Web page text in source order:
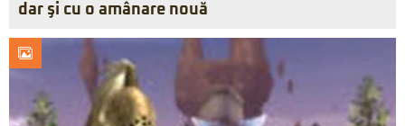
dar şi cu o amânare nouă